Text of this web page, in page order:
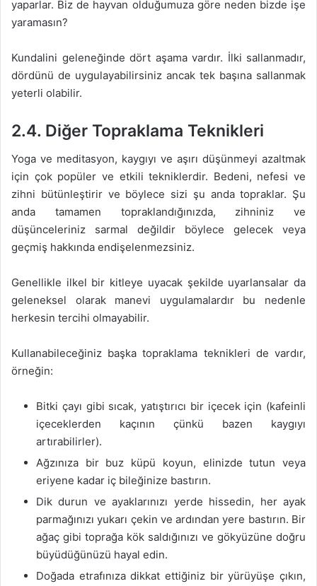
yaparlar. Biz de hayvan olduğumuza göre neden bizde işe
yaramasın?
Kundalini geleneğinde dört aşama vardır. İlki sallanmadır,
dördünü de uygulayabilirsiniz ancak tek başına sallanmak
yeterli olabilir.
2.4. Diğer Topraklama Teknikleri
Yoga ve meditasyon, kaygıyı ve aşırı düşünmeyi azaltmak
için çok popüler ve etkili tekniklerdir. Bedeni, nefesi ve
zihni bütünleştirir ve böylece sizi şu anda topraklar. Şu
anda tamamen topraklandığınızda, zihniniz ve
düşünceleriniz sarmal değildir böylece gelecek veya
geçmiş hakkında endişelenmezsiniz.
Genellikle ilkel bir kitleye uyacak şekilde uyarlansalar da
geleneksel olarak manevi uygulamalardır bu nedenle
herkesin tercihi olmayabilir.
Kullanabileceğiniz başka topraklama teknikleri de vardır,
örneğin:
Bitki çayı gibi sıcak, yatıştırıcı bir içecek için (kafeinli
içeceklerden kaçının çünkü bazen kaygıyı
artırabilirler).
Ağzınıza bir buz küpü koyun, elinizde tutun veya
eriyene kadar iç bileğinize bastırın.
Dik durun ve ayaklarınızı yerde hissedin, her ayak
parmağınızı yukarı çekin ve ardından yere bastırın. Bir
ağaç gibi toprağa kök saldığınızı ve gökyüzüne doğru
büyüdüğünüzü hayal edin.
Doğada etrafınıza dikkat ettiğiniz bir yürüyüşe çıkın,